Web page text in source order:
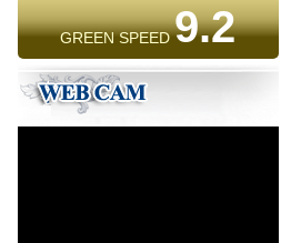
GREEN SPEED9.2